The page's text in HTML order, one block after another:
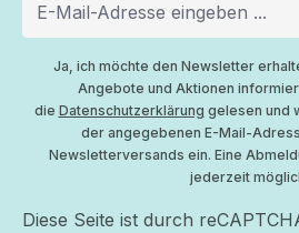
Ja, ich möchte den Newsletter
Angebote und Aktionen
die Datenschutzerklärung gelesen und
der angegebenen E-Mail-
Newsletterversands ein. Eine
jederzeit
Diese Seite ist durch